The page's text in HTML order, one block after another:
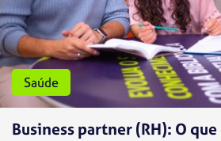
Saúde
Business partner (RH): O que